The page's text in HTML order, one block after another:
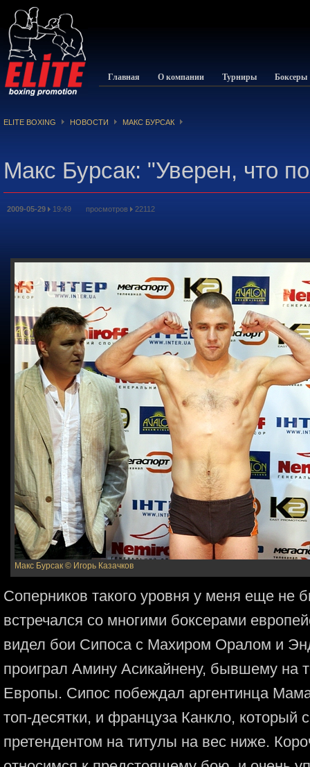
Главная О компании Турниры Боксеры
ELITE BOXING НОВОСТИ МАКС БУРСАК
Макс Бурсак: "Уверен, что
2009-05-29 19:49 просмотров 22112
Макс Бурсак © Игорь Казачков
Соперников такого уровня у меня еще не
встречался со многими боксерами
видел бои Сипоса с Махиром Оралом и
проиграл Амину Асикайнену, бывшему на
Европы. Сипос побеждал аргентинца
топ-десятки, и француза Канкло, который
претендентом на титулы на вес ниже.